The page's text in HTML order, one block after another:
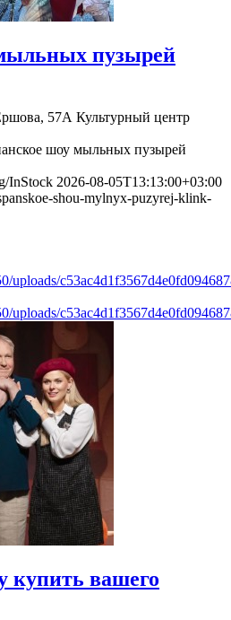
пузырей
57А Культурный центр
шоу мыльных пузырей
InStock 2026-08-05T13:13:00+03:00
shou-mylnyx-puzyrej-klink-
uploads/
uploads/
купить вашего